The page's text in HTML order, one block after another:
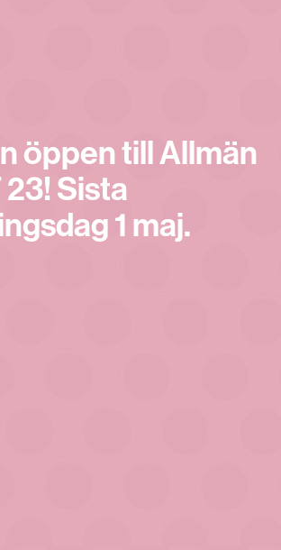
öppen till Allmän
Sista
1 maj.